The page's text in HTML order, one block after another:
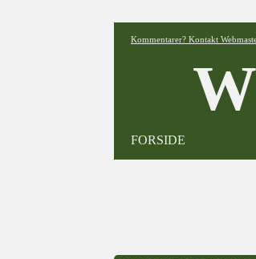
Kommentarer? Kontakt
FORSIDE